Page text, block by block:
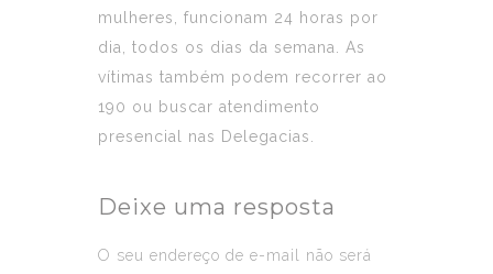
mulheres, funcionam 24 horas por
dia, todos os dias da semana. As
vítimas também podem recorrer ao
190 ou buscar atendimento
presencial nas Delegacias.
Deixe uma resposta
O seu endereço de e-mail não será